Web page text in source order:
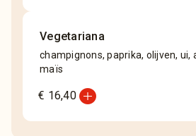
Vegetariana
champignons, paprika, olijven, ui,
maïs
€ 16,40add_circle